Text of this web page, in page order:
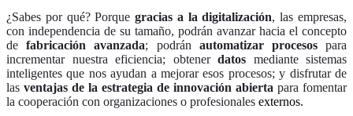
¿Sabes por qué? Porquegracias a la digitalización, las empresas,
con independencia de su tamaño, podrán avanzar hacia el concepto
defabricación avanzada; podrán automatizar procesospara
incrementar nuestra eficiencia; obtener datos mediante sistemas
inteligentes que nos ayudan a mejorar esos procesos; y disfrutar de
las ventajas de la estrategia de innovación abierta para fomentar
la cooperación con organizaciones o profesionales externos.